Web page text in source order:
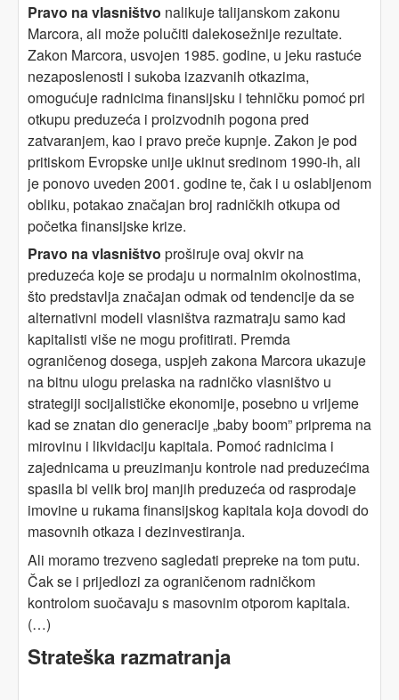
Pravo na vlasništvo nalikuje talijanskom zakonu
Marcora, ali može polučiti dalekosežnije rezultate.
Zakon Marcora, usvojen 1985. godine, u jeku rastuće
nezaposlenosti i sukoba izazvanih otkazima,
omogućuje radnicima finansijsku i tehničku pomoć pri
otkupu preduzeća i proizvodnih pogona pred
zatvaranjem, kao i pravo preče kupnje. Zakon je pod
pritiskom Evropske unije ukinut sredinom 1990-ih, ali
je ponovo uveden 2001. godine te, čak i u oslabljenom
obliku, potakao značajan broj radničkih otkupa od
početka finansijske krize.
Pravo na vlasništvo proširuje ovaj okvir na
preduzeća koje se prodaju u normalnim okolnostima,
što predstavlja značajan odmak od tendencije da se
alternativni modeli vlasništva razmatraju samo kad
kapitalisti više ne mogu profitirati. Premda
ograničenog dosega, uspjeh zakona Marcora ukazuje
na bitnu ulogu prelaska na radničko vlasništvo u
strategiji socijalističke ekonomije, posebno u vrijeme
kad se znatan dio generacije „baby boom” priprema na
mirovinu i likvidaciju kapitala. Pomoć radnicima i
zajednicama u preuzimanju kontrole nad preduzećima
spasila bi velik broj manjih preduzeća od rasprodaje
imovine u rukama finansijskog kapitala koja dovodi do
masovnih otkaza i dezinvestiranja.
Ali moramo trezveno sagledati prepreke na tom putu.
Čak se i prijedlozi za ograničenom radničkom
kontrolom suočavaju s masovnim otporom kapitala.
(…)
Strateška razmatranja